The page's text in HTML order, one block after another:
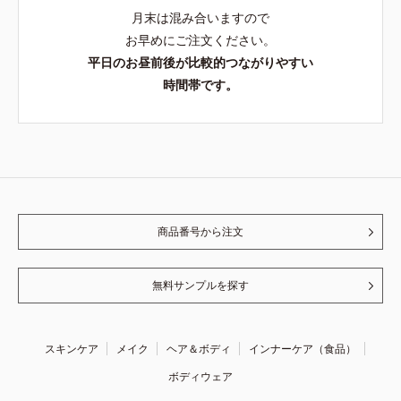
月末は混み合いますので
お早めにご注文ください。
平日のお昼前後が比較的つながりやすい
時間帯です。
商品番号から注文
無料サンプルを探す
スキンケア メイク ヘア＆ボディ
インナーケア（食品）
ボディウェア